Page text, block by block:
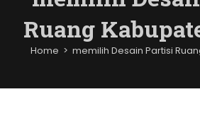
Ruang
Home > memilih Desain Partisi